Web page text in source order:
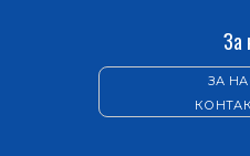
За
ЗА